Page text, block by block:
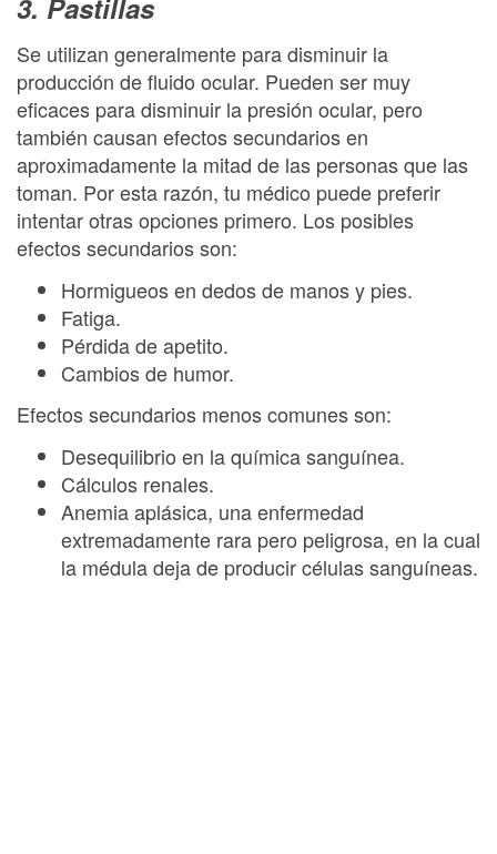
3. Pastillas
Se utilizan generalmente para disminuir la
producción de fluido ocular. Pueden ser muy
eficaces para disminuir la presión ocular, pero
también causan efectos secundarios en
aproximadamente la mitad de las personas que las
toman. Por esta razón, tu médico puede preferir
intentar otras opciones primero. Los posibles
efectos secundarios son:
Hormigueos en dedos de manos y pies.
Fatiga.
Pérdida de apetito.
Cambios de humor.
Efectos secundarios menos comunes son:
Desequilibrio en la química sanguínea.
Cálculos renales.
Anemia aplásica, una enfermedad
extremadamente rara pero peligrosa, en la cual
la médula deja de producir células sanguíneas.